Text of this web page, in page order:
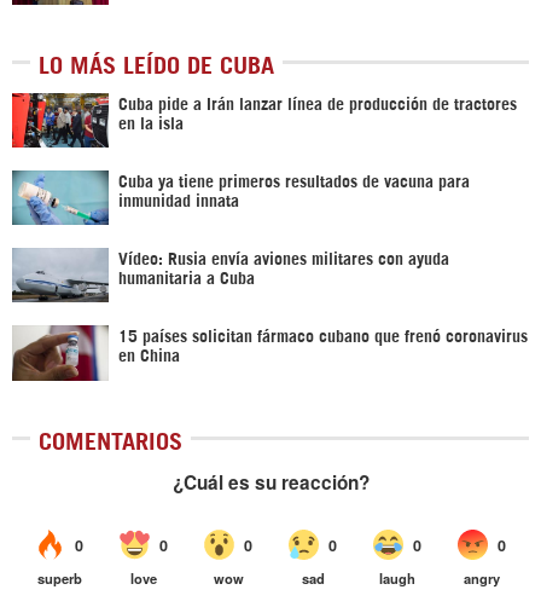
LO MÁS LEÍDO DE CUBA
Cuba pide a Irán lanzar línea de producción de tractores
en la isla
Cuba ya tiene primeros resultados de vacuna para
inmunidad innata
Vídeo: Rusia envía aviones militares con ayuda
humanitaria a Cuba
15 países solicitan fármaco cubano que frenó coronavirus
en China
COMENTARIOS